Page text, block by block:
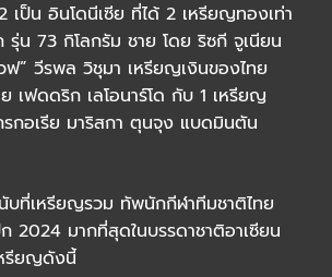
นโดนีเซีย ที่ได้ 2 เหรียญทองเท่า
รุ่น 73 กิโลกรัม ชาย โดย ริซกี จูเนียน
วฟ” วีรพล วิชุมา เหรียญเงินของไทย
เฟดดริก เลโอนาร์โด กับ 1 เหรียญ
กอเรีย มาริสกา ตุนจุง แบดมินตัน
รียญรวม ทัพนักกีฬาทีมชาติไทย
2024 มากที่สุดในบรรดาชาติอาเซียน
รียญดังนี้